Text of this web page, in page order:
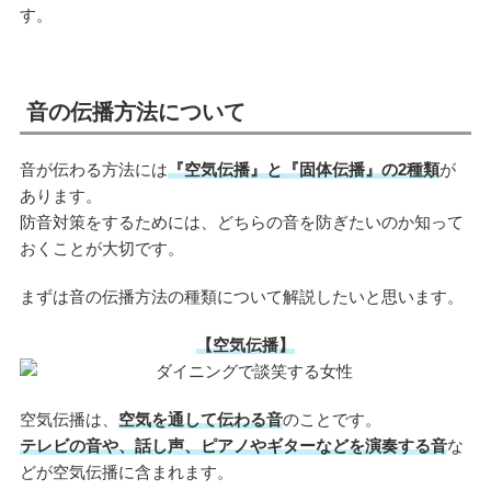
す。
音の伝播方法について
音が伝わる方法には『空気伝播』と『固体伝播』の2種類が
あります。
防音対策をするためには、どちらの音を防ぎたいのか知って
おくことが大切です。
まずは音の伝播方法の種類について解説したいと思います。
【空気伝播】
空気伝播は、 空気を通して伝わる音のことです。
テレビの音や、話し声、ピアノやギターなどを演奏する音な
どが空気伝播に含まれます。